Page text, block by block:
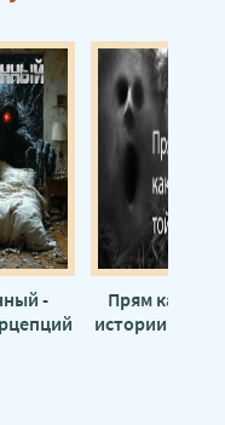
-
Прям как в
истории... -